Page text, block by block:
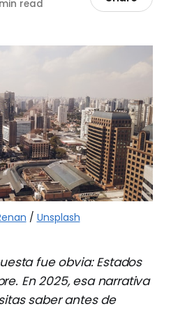
read
/ Unsplash
fue obvia: Estados
En 2025, esa narrativa
saber antes de